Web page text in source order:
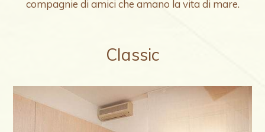
compagnie di amici che amano la vita di mare.
Classic